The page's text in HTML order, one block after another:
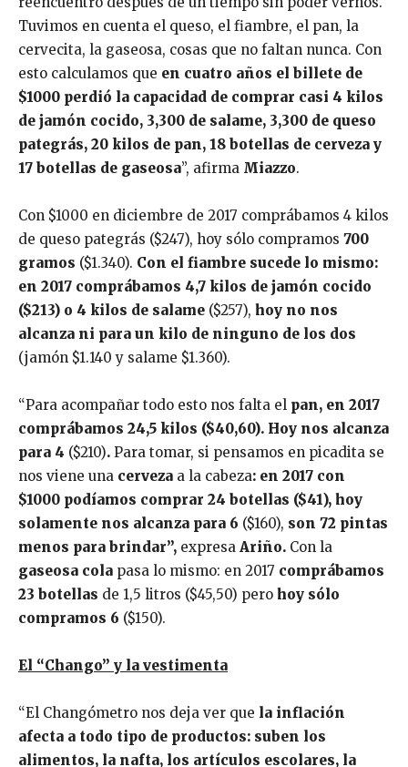
Tuvimos en cuenta el queso, el fiambre, el pan, la
cervecita, la gaseosa, cosas que no faltan nunca. Con
esto calculamos que en cuatro años el billete de
$1000 perdió la capacidad de comprar casi 4 kilos
de jamón cocido, 3,300 de salame, 3,300 de queso
pategrás, 20 kilos de pan, 18 botellas de cerveza y
17 botellas de gaseosa”, afirma Miazzo.
Con $1000 en diciembre de 2017 comprábamos 4 kilos
de queso pategrás ($247), hoy sólo compramos 700
gramos ($1.340). Con el fiambre sucede lo mismo:
en 2017 comprábamos 4,7 kilos de jamón cocido
($213) o 4 kilos de salame ($257), hoy no nos
alcanza ni para un kilo de ninguno de los dos
(jamón $1.140 y salame $1.360).
“Para acompañar todo esto nos falta el pan, en 2017
comprábamos 24,5 kilos ($40,60). Hoy nos alcanza
para 4 ($210). Para tomar, si pensamos en picadita se
nos viene una cerveza a la cabeza: en 2017 con
$1000 podíamos comprar 24 botellas ($41), hoy
solamente nos alcanza para 6 ($160), son 72 pintas
menos para brindar”, expresa Ariño. Con la
gaseosa cola pasa lo mismo: en 2017 comprábamos
23 botellas de 1,5 litros ($45,50) pero hoy sólo
compramos 6 ($150).
El “Chango” y la vestimenta
“El Changómetro nos deja ver que la inflación
afecta a todo tipo de productos: suben los
alimentos, la nafta, los artículos escolares, la